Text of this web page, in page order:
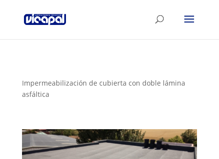
Impermeabilización de cubierta con doble lámina
asfáltica